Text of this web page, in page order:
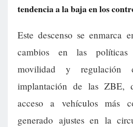
tendencia a la baja en los
Este descenso se enmarca
cambios en las políticas
movilidad y
implantación de las ZBE,
acceso a vehículos más
generado ajustes en la